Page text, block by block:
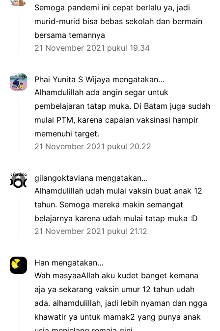
Semoga pandemi ini cepat berlalu ya, jadi
murid-murid bisa bebas sekolah dan bermain
bersama temannya
21 November 2021 pukul 19.34
Phai Yunita S Wijaya mengatakan…
Alhamdulillah ada angin segar untuk
pembelajaran tatap muka. Di Batam juga sudah
mulai PTM, karena capaian vaksinasi hampir
memenuhi target.
21 November 2021 pukul 20.22
gilangoktaviana mengatakan…
Alhamdulillah udah mulai vaksin buat anak 12
tahun. Semoga mereka makin semangat
belajarnya karena udah mulai tatap muka :D
21 November 2021 pukul 21.12
Han mengatakan…
Wah masyaaAllah aku kudet banget kemana
aja ya sekarang vaksin umur 12 tahun udah
ada. alhamdulillah, jadi lebih nyaman dan ngga
khawatir ya untuk mamak2 yang punya anak